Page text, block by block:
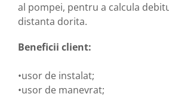
al pompei, pentru a calcula
distanta dorita.
Beneficii client:
•usor de instalat;
•usor de manevrat;